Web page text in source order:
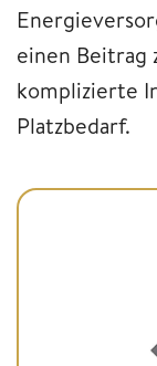
einen Beitrag
komplizierte
Platzbedarf.